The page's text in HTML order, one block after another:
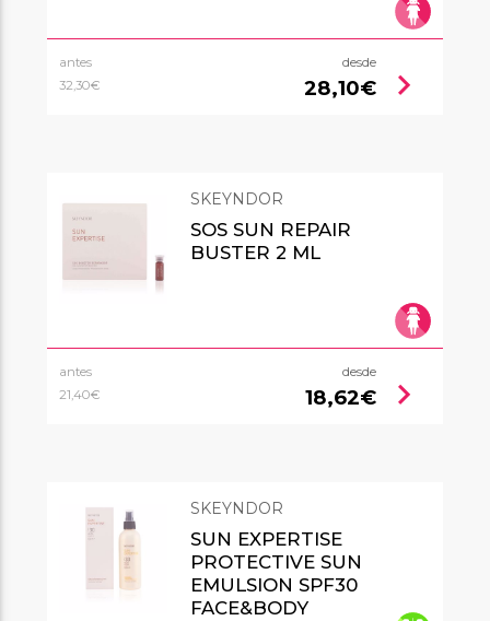
antes
32,30€
desde
28,10€ chevron_right
SKEYNDOR
SOS SUN REPAIR
BUSTER 2 ML
antes
21,40€
desde
18,62€ chevron_right
SKEYNDOR
SUN EXPERTISE
PROTECTIVE SUN
EMULSION SPF30
FACE&BODY